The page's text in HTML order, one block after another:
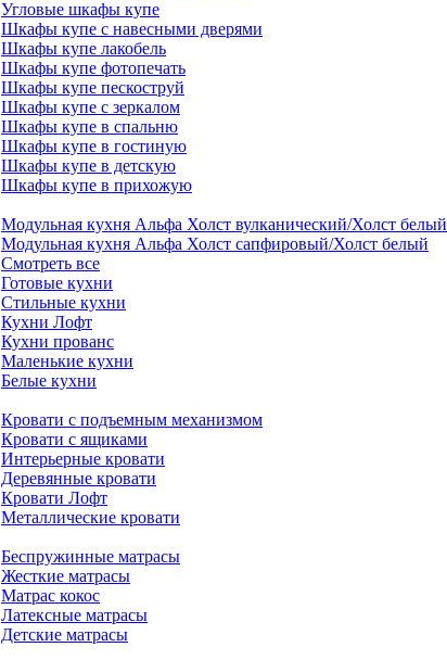
Угловые шкафы купе
Шкафы купе с навесными дверями
Шкафы купе лакобель
Шкафы купе фотопечать
Шкафы купе пескоструй
Шкафы купе с зеркалом
Шкафы купе в спальню
Шкафы купе в гостиную
Шкафы купе в детскую
Шкафы купе в прихожую
Модульная кухня Альфа Холст вулканический/Холст белый
Модульная кухня Альфа Холст сапфировый/Холст белый
Смотреть все
Готовые кухни
Стильные кухни
Кухни Лофт
Кухни прованс
Маленькие кухни
Белые кухни
Кровати с подъемным механизмом
Кровати с ящиками
Интерьерные кровати
Деревянные кровати
Кровати Лофт
Металлические кровати
Беспружинные матрасы
Жесткие матрасы
Матрас кокос
Латексные матрасы
Детские матрасы